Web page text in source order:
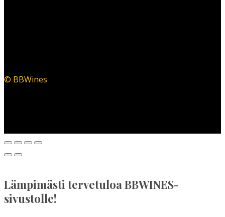
© BBWines
Lämpimästi tervetuloa BBWINES-
sivustolle!